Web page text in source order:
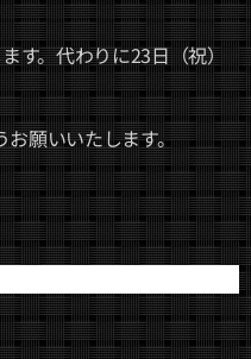
す。代わりに23日（祝）
願いいたします。